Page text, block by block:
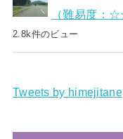
（難易度：
2.8k件のビュー
Tweets by himejitane